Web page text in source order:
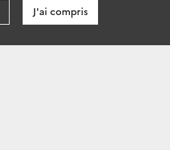
J'ai compris